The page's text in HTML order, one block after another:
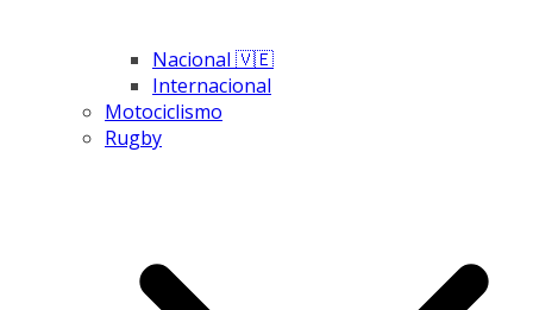
Nacional 🇻🇪
Internacional
Motociclismo
Rugby